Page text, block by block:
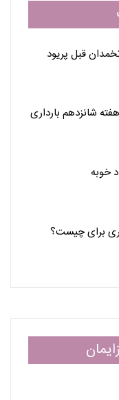
شانزدهم بارداری
خوبه
برای چیست؟